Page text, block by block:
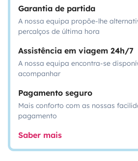
Garantia de partida
A nossa equipa propõe-lhe
percalços de última hora
Assistência em viagem 24h/7
A nossa equipa encontra-se
acompanhar
Pagamento seguro
Mais conforto com as nossas
pagamento
Saber mais